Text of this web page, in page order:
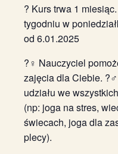
? Kurs trwa 1
tygodniu w
od 6.01.2025
?‍♀️ Nauczyciel
zajęcia dla Ciebie.
udziału we
(np: joga na stres,
świecach, joga dla
plecy).